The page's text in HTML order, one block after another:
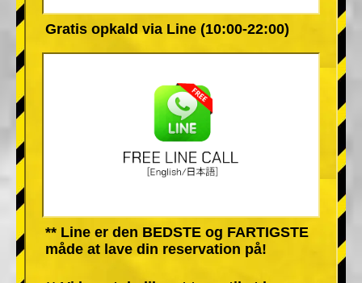
Gratis opkald via Line (10:00-22:00)
** Line er den BEDSTE og FARTIGSTE
måde at lave din reservation på!